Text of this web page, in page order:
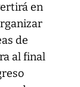
en
de
al final